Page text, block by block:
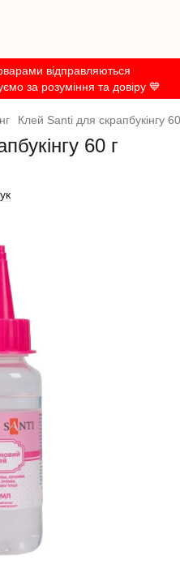
відправляються
за розуміння та довіру 💙
Клей Santi для скрапбукінгу
60 г